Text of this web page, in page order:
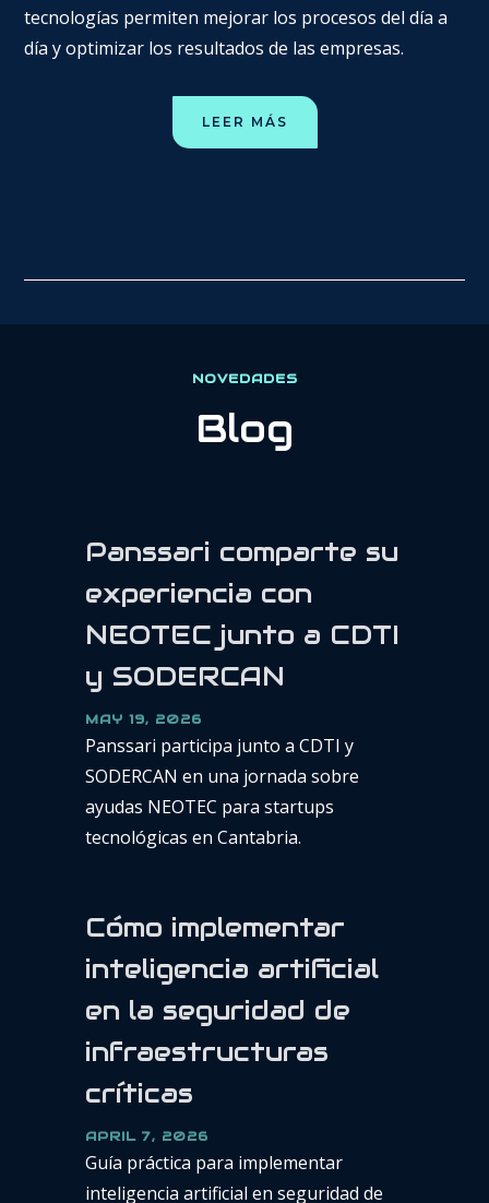
tecnologías permiten mejorar los procesos del día a
día y optimizar los resultados de las empresas.
LEER MÁS
NOVEDADES
Blog
Panssari comparte su
experiencia con
NEOTEC junto a CDTI
y SODERCAN
MAY 19, 2026
Panssari participa junto a CDTI y
SODERCAN en una jornada sobre
ayudas NEOTEC para startups
tecnológicas en Cantabria.
Cómo implementar
inteligencia artificial
en la seguridad de
infraestructuras
críticas
APRIL 7, 2026
Guía práctica para implementar
inteligencia artificial en seguridad de